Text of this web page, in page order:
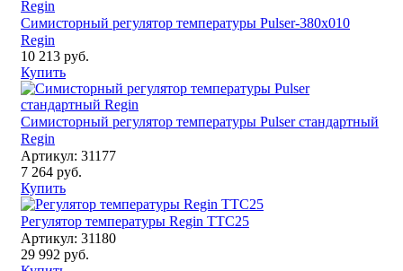
Симисторный регулятор температуры Pulser-380х010
Regin
10 213 руб.
Купить
Симисторный регулятор температуры Pulser стандартный
Regin
Артикул: 31177
7 264 руб.
Купить
Регулятор температуры Regin TTC25
Артикул: 31180
29 992 руб.